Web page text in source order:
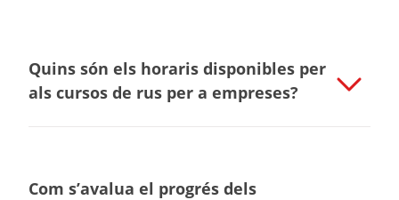
Quins són els horaris disponibles per
als cursos de rus per a empreses?
Com s’avalua el progrés dels